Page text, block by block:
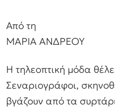
Από τη
ΜΑΡΙΑ ΑΝΔΡΕΟΥ
Η τηλεοπτική μόδα
Σεναριογράφοι,
βγάζουν από τα